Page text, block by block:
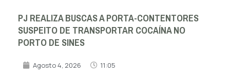
PJ REALIZA BUSCAS A PORTA-CONTENTORES
SUSPEITO DE TRANSPORTAR COCAÍNA NO
PORTO DE SINES
Agosto 4, 2026 11:05